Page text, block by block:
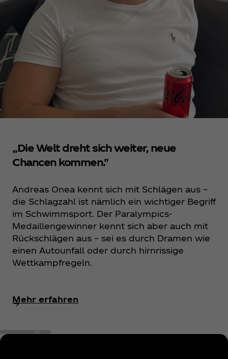
„Die Welt dreht sich weiter, neue
Chancen kommen."
Andreas Onea kennt sich mit Schlägen aus –
die Schlagzahl ist nämlich ein wichtiger Begriff
im Schwimmsport. Der Paralympics-
Medaillengewinner kennt sich aber auch mit
Rückschlägen aus – sei es durch Dramen wie
einen Autounfall oder durch hirnrissige
Wettkampfregeln.
Mehr erfahren